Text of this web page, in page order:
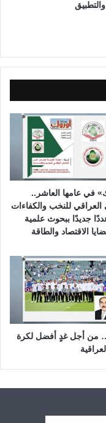
في عامها العاشر..
العراقي للنخب والكفاءات
جديدًا ببحوث علمية
الاقتصاد والطاقة
من أجل غدٍ أفضل لكرة